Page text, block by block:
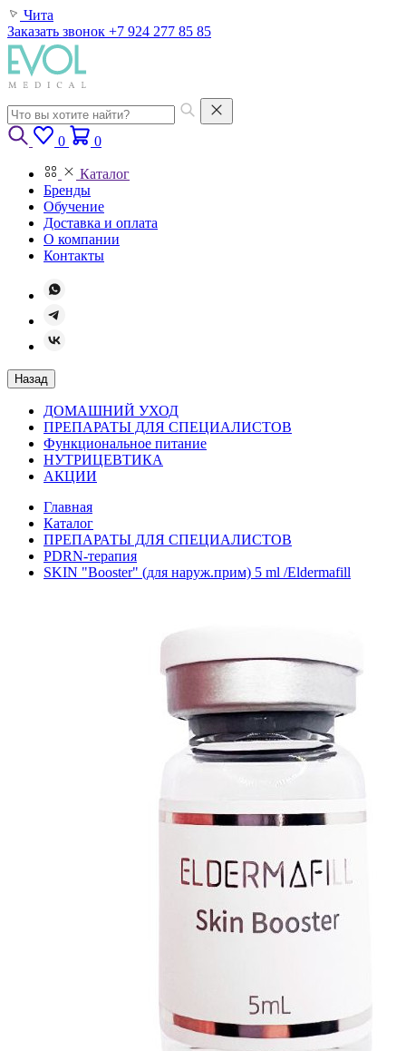
Чита
Заказать звонок +7 924 277 85 85
0 0
Каталог
Бренды
Обучение
Доставка и оплата
О компании
Контакты
Назад
ДОМАШНИЙ УХОД
ПРЕПАРАТЫ ДЛЯ СПЕЦИАЛИСТОВ
Функциональное питание
НУТРИЦЕВТИКА
АКЦИИ
Главная
Каталог
ПРЕПАРАТЫ ДЛЯ СПЕЦИАЛИСТОВ
PDRN-терапия
SKIN "Booster" (для наруж.прим) 5 ml /Eldermafill